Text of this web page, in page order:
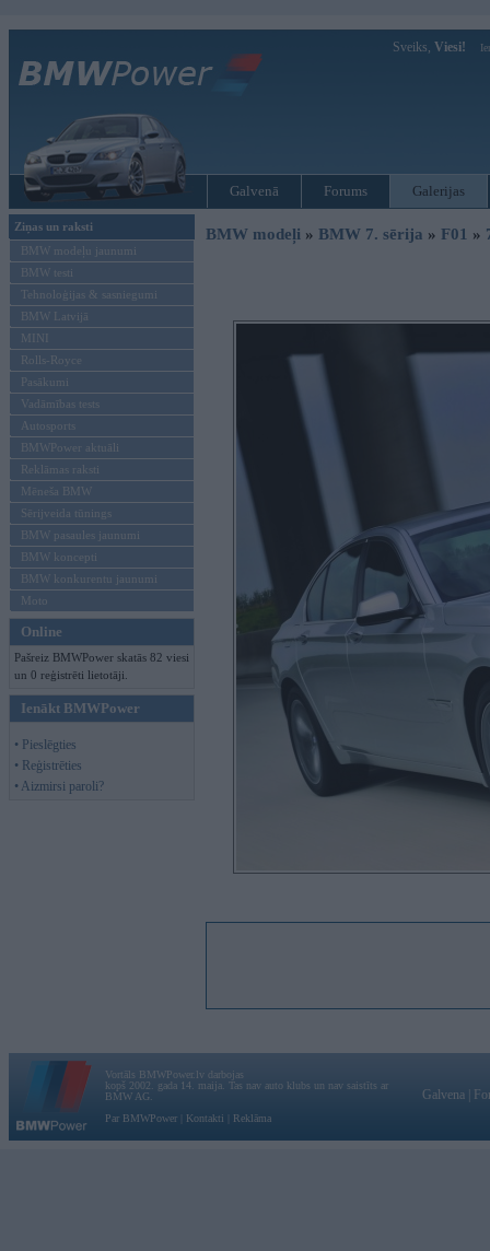
Sveiks, Viesi!
Galvenā Forums Galerijas
Ziņas un raksti
BMW modeļu jaunumi
BMW testi
Tehnoloģijas & sasniegumi
BMW Latvijā
MINI
Rolls-Royce
Pasākumi
Vadāmības tests
Autosports
BMWPower aktuāli
Reklāmas raksti
Mēneša BMW
Sērijveida tūnings
BMW pasaules jaunumi
BMW koncepti
BMW konkurentu jaunumi
Moto
Online
Pašreiz BMWPower skatās 82 viesi
un 0 reģistrēti lietotāji.
Ienākt BMWPower
• Pieslēgties
• Reģistrēties
• Aizmirsi paroli?
BMW modeļi » BMW 7. sērija » F01 »
Vortāls BMWPower.lv darbojas
kopš 2002. gada 14. maija. Tas nav auto klubs un nav saistīts ar
BMW AG.
Par BMWPower
Kontakti Reklāma
Galvena